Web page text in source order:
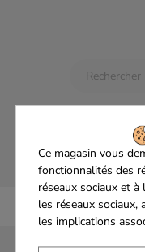
Ce magasin vous
fonctionnalités des
réseaux sociaux et
les réseaux sociaux,
les implications